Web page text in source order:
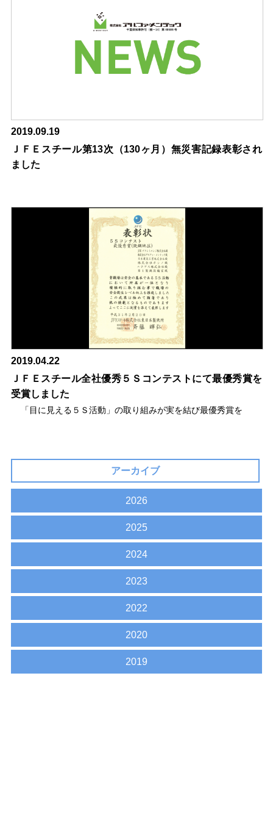
2019.09.19
ＪＦＥスチール第13次（130ヶ月）無災害記録表彰され
ました
2019.04.22
ＪＦＥスチール全社優秀５Ｓコンテストにて最優秀賞を
受賞しました
「目に見える５Ｓ活動」の取り組みが実を結び最優秀賞を
アーカイブ
2026
2025
2024
2023
2022
2020
2019